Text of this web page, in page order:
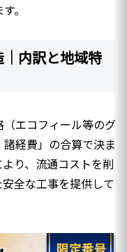
。
内訳と地域特
エコフィール等のグ
経費」の合算で決ま
り、流通コストを削
全な工事を提供して